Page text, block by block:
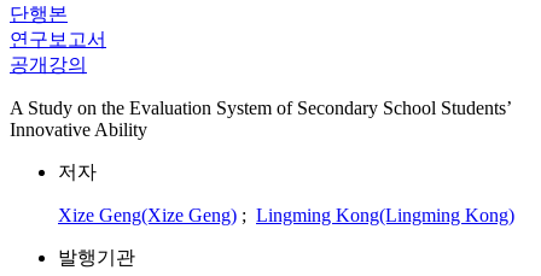
단행본
연구보고서
공개강의
A Study on the Evaluation System of Secondary School Students’
Innovative Ability
저자
Xize Geng(Xize Geng) ; Lingming Kong(Lingming Kong)
발행기관